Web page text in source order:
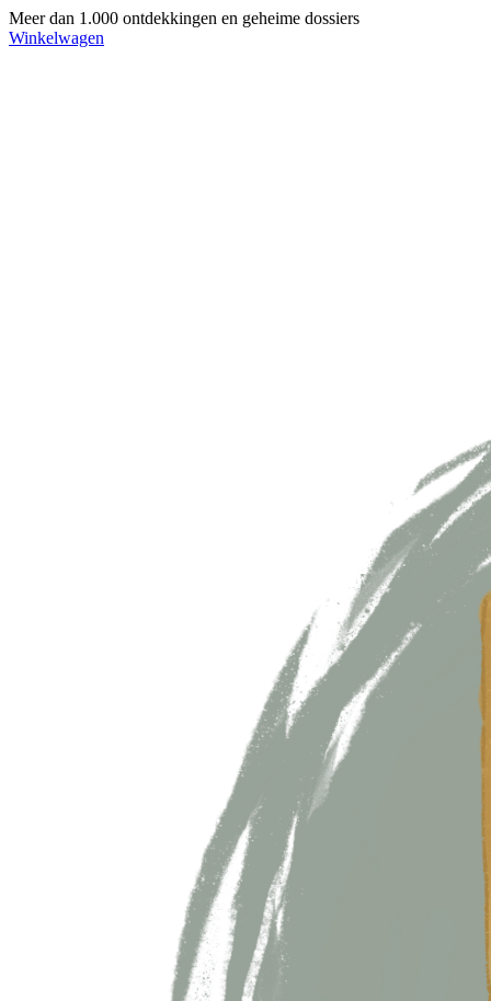
Meer dan 1.000 ontdekkingen en geheime dossiers
Winkelwagen